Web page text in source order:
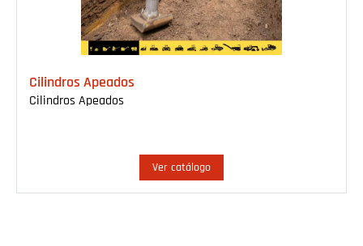
Cilindros Apeados
Cilindros Apeados
Ver catálogo